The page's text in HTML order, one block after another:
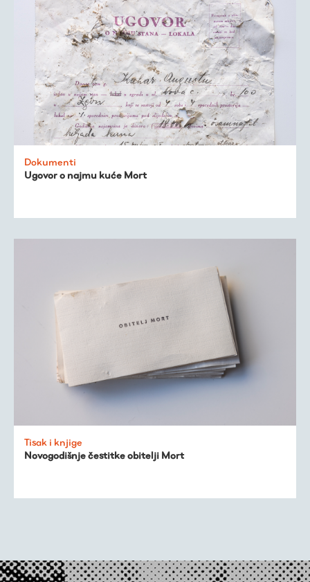
Virtualni fundus
Živa baština
Virtualni program
kronologija
Publikacije
O nama
Dokumenti
Ugovor o najmu kuće Mort
Tisak i knjige
Novogodišnje čestitke obitelji Mort